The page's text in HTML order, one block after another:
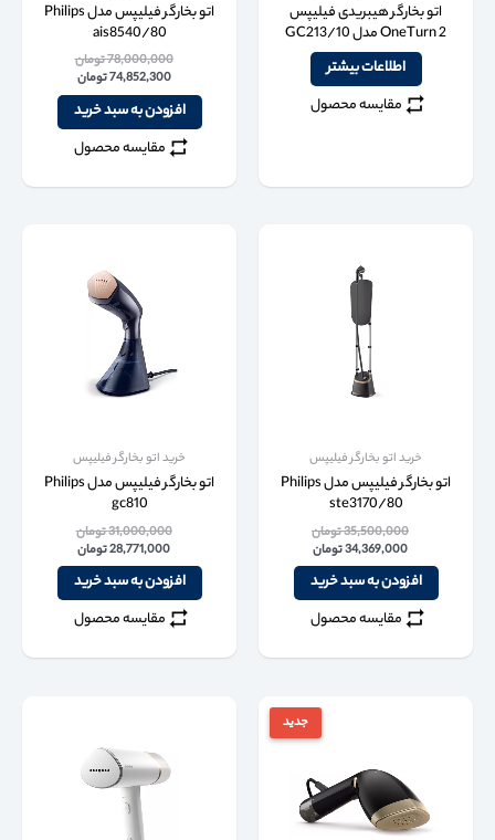
اتو بخارگر هیبریدی فیلیپس
OneTurn 2 مدل GC213/10
اطلاعات بیشتر
مقایسه محصول
اتو بخارگر فیلیپس مدل Philips
ais8540/80
78,000,000تومان
74,852,300تومان
افزودن به سبد خرید
مقایسه محصول
خرید اتو بخارگر فیلیپس
اتو بخارگر فیلیپس مدل Philips
ste3170/80
35,500,000تومان
34,369,000تومان
افزودن به سبد خرید
مقایسه محصول
خرید اتو بخارگر فیلیپس
اتو بخارگر فیلیپس مدل Philips
gc810
31,000,000تومان
28,771,000تومان
افزودن به سبد خرید
مقایسه محصول
جدید